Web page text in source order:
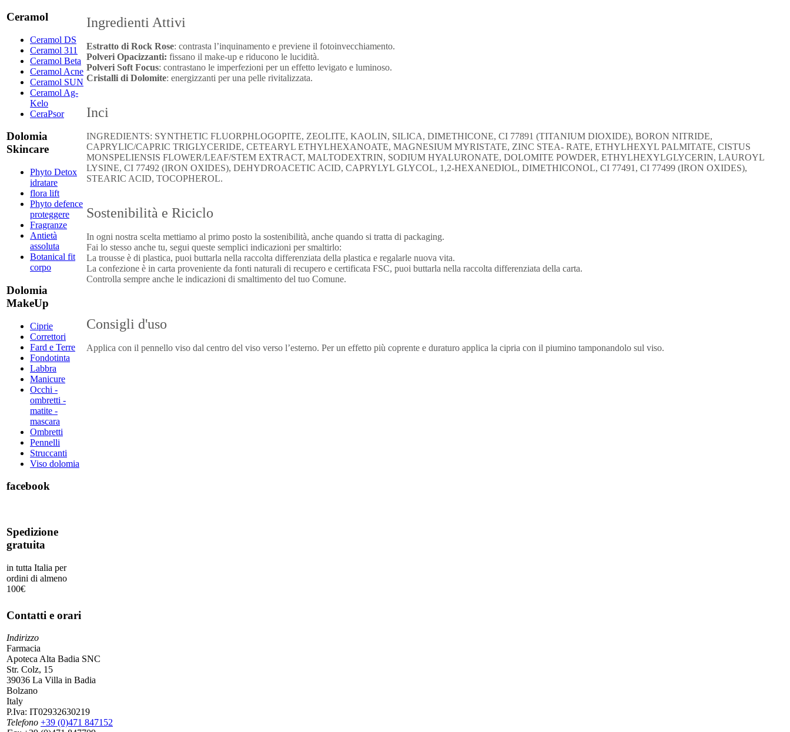
Ceramol
Ceramol DS
Ceramol 311
Ceramol Beta
Ceramol Acne
Ceramol SUN
Ceramol Ag-
Kelo
CeraPsor
Dolomia
Skincare
Phyto Detox
idratare
flora lift
Phyto defence
proteggere
Fragranze
Antietà
assoluta
Botanical fit
corpo
Dolomia
MakeUp
Ciprie
Correttori
Fard e Terre
Fondotinta
Labbra
Manicure
Occhi -
ombretti -
matite -
mascara
Ombretti
Pennelli
Struccanti
Viso dolomia
facebook
Spedizione
gratuita
in tutta Italia per
ordini di almeno
100€
Ingredienti Attivi
Estratto di Rock Rose: contrasta l’inquinamento e previene il fotoinvecchiamento.
Polveri Opacizzanti: fissano il make-up e riducono le lucidità.
Polveri Soft Focus: contrastano le imperfezioni per un effetto levigato e luminoso.
Cristalli di Dolomite: energizzanti per una pelle rivitalizzata.
Inci
INGREDIENTS: SYNTHETIC FLUORPHLOGOPITE, ZEOLITE, KAOLIN, SILICA, DIMETHICONE, CI 77891 (TITANIUM DIOXIDE), BORON NITRIDE,
CAPRYLIC/CAPRIC TRIGLYCERIDE, CETEARYL ETHYLHEXANOATE, MAGNESIUM MYRISTATE, ZINC STEA- RATE, ETHYLHEXYL PALMITATE, CISTUS
MONSPELIENSIS FLOWER/LEAF/STEM EXTRACT, MALTODEXTRIN, SODIUM HYALURONATE, DOLOMITE POWDER, ETHYLHEXYLGLYCERIN, LAUROYL
LYSINE, CI 77492 (IRON OXIDES), DEHYDROACETIC ACID, CAPRYLYL GLYCOL, 1,2-HEXANEDIOL, DIMETHICONOL, CI 77491, CI 77499 (IRON OXIDES),
STEARIC ACID, TOCOPHEROL.
Sostenibilità e Riciclo
In ogni nostra scelta mettiamo al primo posto la sostenibilità, anche quando si tratta di packaging.
Fai lo stesso anche tu, segui queste semplici indicazioni per smaltirlo:
La trousse è di plastica, puoi buttarla nella raccolta differenziata della plastica e regalarle nuova vita.
La confezione è in carta proveniente da fonti naturali di recupero e certificata FSC, puoi buttarla nella raccolta differenziata della carta.
Controlla sempre anche le indicazioni di smaltimento del tuo Comune.
Consigli d'uso
Applica con il pennello viso dal centro del viso verso l’esterno. Per un effetto più coprente e duraturo applica la cipria con il piumino tamponandolo sul viso.
Contatti e orari
Indirizzo
Farmacia
Apoteca Alta Badia SNC
Str. Colz, 15
39036 La Villa in Badia
Bolzano
Italy
P.Iva: IT02932630219
Telefono +39 (0)471 847152